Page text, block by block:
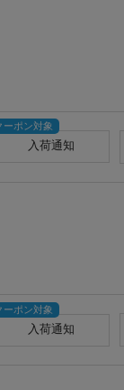
入荷通知
入荷通知